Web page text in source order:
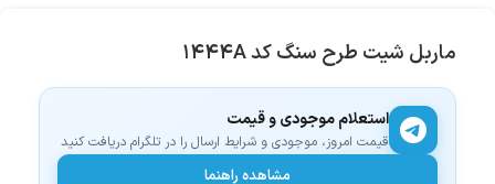
ماربل شیت طرح سنگ کد ۱۴۴۴A
استعلام موجودی و قیمت
قیمت امروز، موجودی و شرایط ارسال را در تلگرام دریافت کنید
مشاهده راهنما